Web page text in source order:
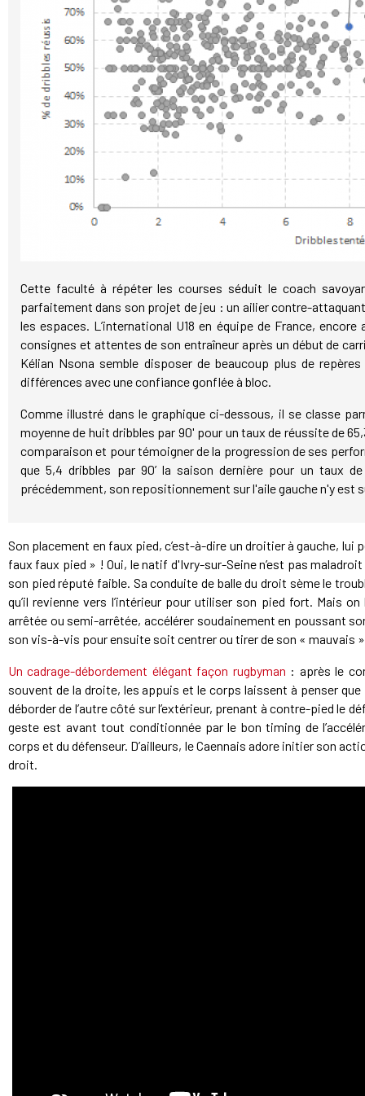
Cette faculté à répéter les courses séduit le coach
parfaitement dans son projet de jeu : un ailier contre-
les espaces. L’international U18 en équipe de France,
consignes et attentes de son entraîneur après un début de
Kélian Nsona semble disposer de beaucoup plus de
différences avec une confiance gonflée à bloc.
Comme illustré dans le graphique ci-dessous, il se classe
moyenne de huit dribbles par 90' pour un taux de réussite de
comparaison et pour témoigner de la progression de ses
que 5,4 dribbles par 90’ la saison dernière pour un taux
précédemment, son repositionnement sur l'aile gauche n'y est
Son placement en faux pied, c’est-à-dire un droitier à gauche, lui
faux faux pied » ! Oui, le natif d'Ivry-sur-Seine n’est pas
son pied réputé faible. Sa conduite de balle du droit sème le
qu’il revienne vers l’intérieur pour utiliser son pied fort. Mais
arrêtée ou semi-arrêtée, accélérer soudainement en poussant
son vis-à-vis pour ensuite soit centrer ou tirer de son « mauvais
Un cadrage-débordement élégant façon rugbyman : après le
souvent de la droite, les appuis et le corps laissent à penser
déborder de l’autre côté sur l’extérieur, prenant à contre-pied le
geste est avant tout conditionnée par le bon timing de
corps et du défenseur. D’ailleurs, le Caennais adore initier son
droit.